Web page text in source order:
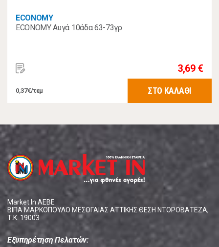
ECONOMY
ECONOMY Αυγά 10άδα 63-73γρ
3,69 €
0,37€/τεμ ΣΤΟ ΚΑΛΑΘΙ
Market In ΑΕΒΕ
ΒΙΠΑ ΜΑΡΚΟΠΟΥΛΟ ΜΕΣΟΓΑΙΑΣ ΑΤΤΙΚΗΣ ΘΕΣΗ ΝΤΟΡΟΒΑΤΕΖΑ,
Τ.Κ. 19003
Εξυπηρέτηση Πελατών: